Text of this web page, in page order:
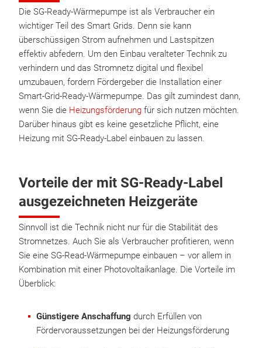
Die SG-Ready-Wärmepumpe ist als Verbraucher ein
wichtiger Teil des Smart Grids. Denn sie kann
überschüssigen Strom aufnehmen und Lastspitzen
effektiv abfedern. Um den Einbau veralteter Technik zu
verhindern und das Stromnetz digital und flexibel
umzubauen, fordern Fördergeber die Installation einer
Smart-Grid-Ready-Wärmepumpe. Das gilt zumindest dann,
wenn Sie die Heizungsförderung für sich nutzen möchten.
Darüber hinaus gibt es keine gesetzliche Pflicht, eine
Heizung mit SG-Ready-Label einbauen zu lassen.
Vorteile der mit SG-Ready-Label
ausgezeichneten Heizgeräte
Sinnvoll ist die Technik nicht nur für die Stabilität des
Stromnetzes. Auch Sie als Verbraucher profitieren, wenn
Sie eine SG-Read-Wärmepumpe einbauen – vor allem in
Kombination mit einer Photovoltaikanlage. Die Vorteile im
Überblick:
Günstigere Anschaffung durch Erfüllen von
Fördervoraussetzungen bei der Heizungsförderung